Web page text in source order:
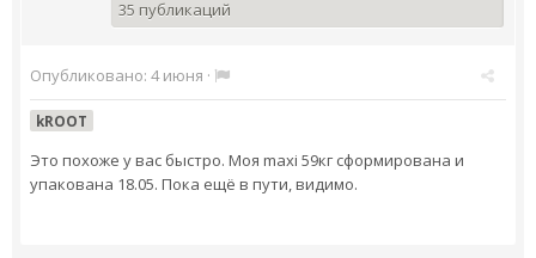
35 публикаций
Опубликовано: 4 июня ·
kROOT
Это похоже у вас быстро. Моя maxi 59кг сформирована и
упакована 18.05. Пока ещё в пути, видимо.